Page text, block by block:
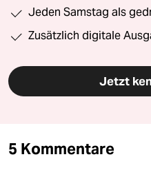
Jeden Samstag als
Zusätzlich digitale
Jetzt
5 Kommentare